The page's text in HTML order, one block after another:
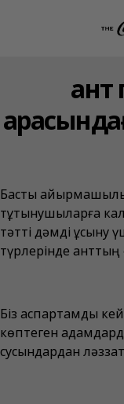
Басты
тұтынушыларға
тәтті дәмді ұсыну
түрлерінде
Біз аспартамды
көптеген
сусындардан